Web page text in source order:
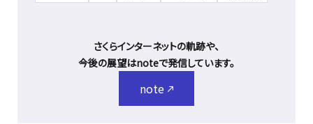
さくらインターネットの軌跡や、
今後の展望はnoteで発信しています。
note